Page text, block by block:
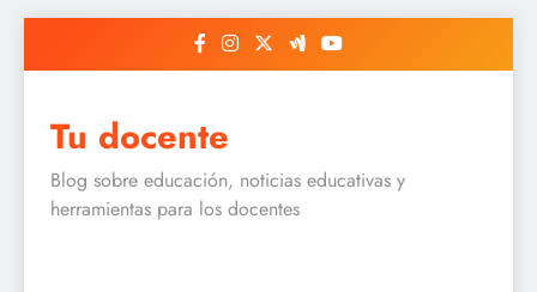
Tu docente
Blog sobre educación, noticias educativas y
herramientas para los docentes